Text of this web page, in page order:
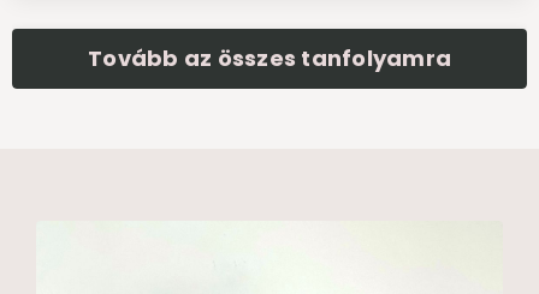
Tovább az összes tanfolyamra